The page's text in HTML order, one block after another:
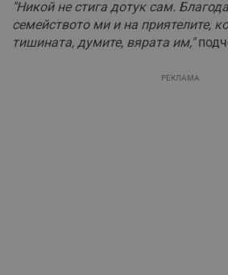
"Никой не стига дотук сам.
семейството ми и на приятелите,
тишината, думите, вярата им,"
РЕКЛАМА